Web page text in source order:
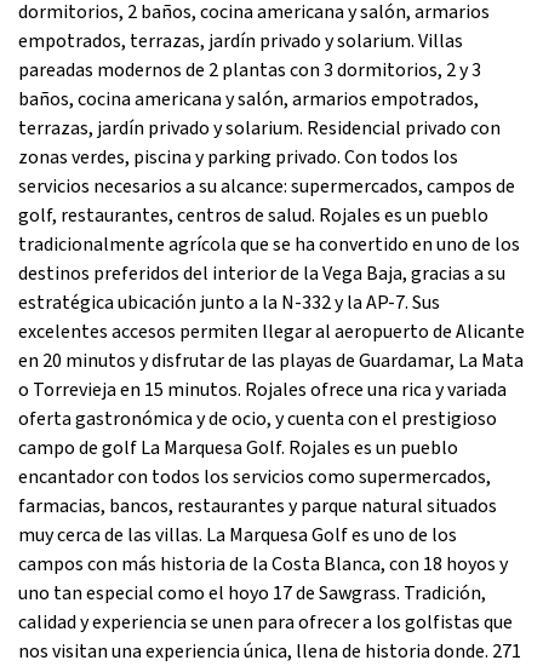
dormitorios, 2 baños, cocina americana y salón, armarios
empotrados, terrazas, jardín privado y solarium. Villas
pareadas modernos de 2 plantas con 3 dormitorios, 2 y 3
baños, cocina americana y salón, armarios empotrados,
terrazas, jardín privado y solarium. Residencial privado con
zonas verdes, piscina y parking privado. Con todos los
servicios necesarios a su alcance: supermercados, campos de
golf, restaurantes, centros de salud. Rojales es un pueblo
tradicionalmente agrícola que se ha convertido en uno de los
destinos preferidos del interior de la Vega Baja, gracias a su
estratégica ubicación junto a la N-332 y la AP-7. Sus
excelentes accesos permiten llegar al aeropuerto de Alicante
en 20 minutos y disfrutar de las playas de Guardamar, La Mata
o Torrevieja en 15 minutos. Rojales ofrece una rica y variada
oferta gastronómica y de ocio, y cuenta con el prestigioso
campo de golf La Marquesa Golf. Rojales es un pueblo
encantador con todos los servicios como supermercados,
farmacias, bancos, restaurantes y parque natural situados
muy cerca de las villas. La Marquesa Golf es uno de los
campos con más historia de la Costa Blanca, con 18 hoyos y
uno tan especial como el hoyo 17 de Sawgrass. Tradición,
calidad y experiencia se unen para ofrecer a los golfistas que
nos visitan una experiencia única, llena de historia donde. 271